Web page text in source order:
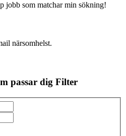
jobb som matchar min sökning!
närsomhelst.
passar dig Filter